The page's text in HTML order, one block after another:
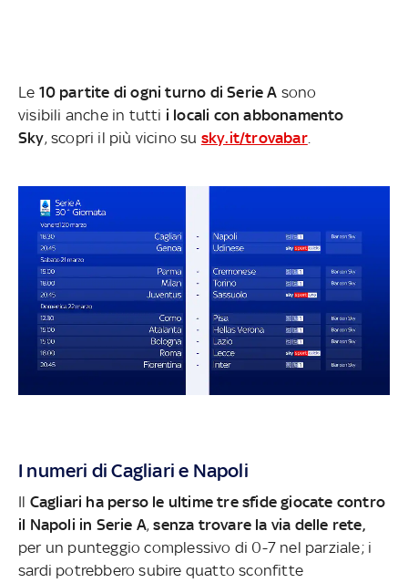
Le 10 partite di ogni turno di Serie A sono
visibili anche in tutti i locali con abbonamento
Sky, scopri il più vicino su sky.it/trovabar.
I numeri di Cagliari e Napoli
Il Cagliari ha perso le ultime tre sfide giocate contro
il Napoli in Serie A,senza trovare la via delle rete,
per un punteggio complessivo di 0-7 nel parziale; i
sardi potrebbero subire quatto sconfitte